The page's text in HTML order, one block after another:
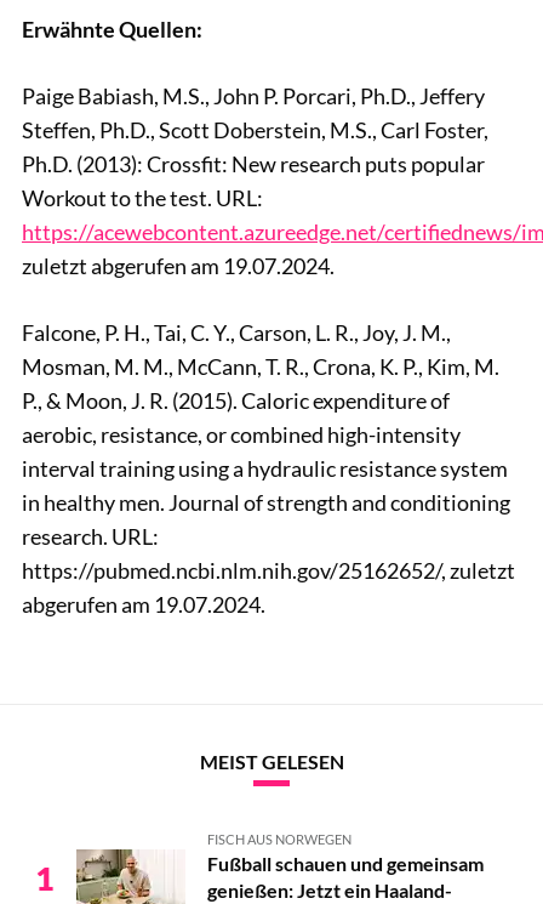
Erwähnte Quellen:
Paige Babiash, M.S., John P. Porcari, Ph.D., Jeffery
Steffen, Ph.D., Scott Doberstein, M.S., Carl Foster,
Ph.D. (2013): Crossfit: New research puts popular
Workout to the test. URL:
https://acewebcontent.azureedge.net/certifiednews/
zuletzt abgerufen am 19.07.2024.
Falcone, P. H., Tai, C. Y., Carson, L. R., Joy, J. M.,
Mosman, M. M., McCann, T. R., Crona, K. P., Kim, M.
P., & Moon, J. R. (2015). Caloric expenditure of
aerobic, resistance, or combined high-intensity
interval training using a hydraulic resistance system
in healthy men. Journal of strength and conditioning
research. URL:
https://pubmed.ncbi.nlm.nih.gov/25162652/, zuletzt
abgerufen am 19.07.2024.
MEIST GELESEN
1
FISCH AUS NORWEGEN
Fußball schauen und gemeinsam
genießen: Jetzt ein Haaland-